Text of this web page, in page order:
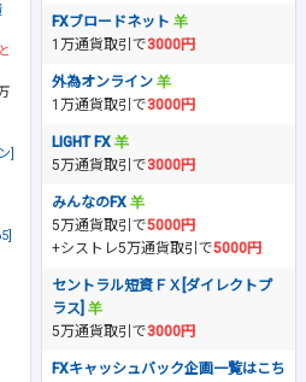
]
FXブロードネット
1万通貨取引で3000円
外為オンライン
1万通貨取引で3000円
LIGHT FX
5万通貨取引で3000円
みんなのFX
5万通貨取引で5000円
+シストレ5万通貨取引で5000円
セントラル短資ＦＸ[ダイレクトプ
ラス]
5万通貨取引で3000円
FXキャッシュバック企画一覧はこち